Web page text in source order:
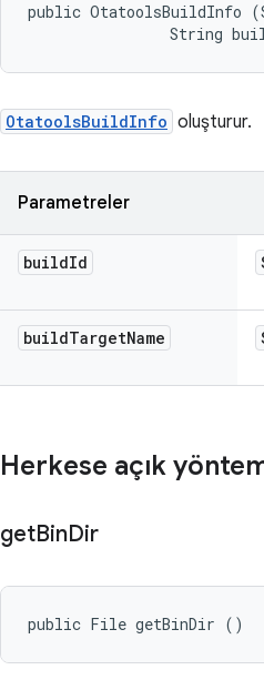
public OtatoolsBuildInfo
String
OtatoolsBuildInfo oluşturur.
Parametreler
buildId
buildTargetName
Herkese açık
getBinDir
public File getBinDir ()